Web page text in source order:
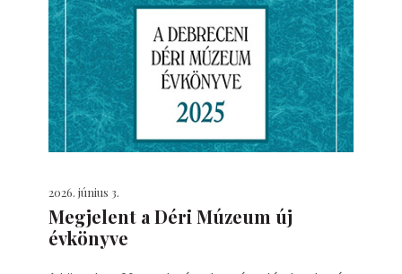
2026. június 3.
Megjelent a Déri Múzeum új
évkönyve